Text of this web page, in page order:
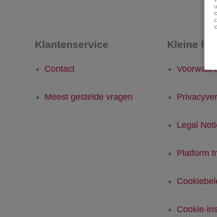
Klantenservice
Contact
Meest gestelde vragen
Kleine
Legal
Platform
Cookie-